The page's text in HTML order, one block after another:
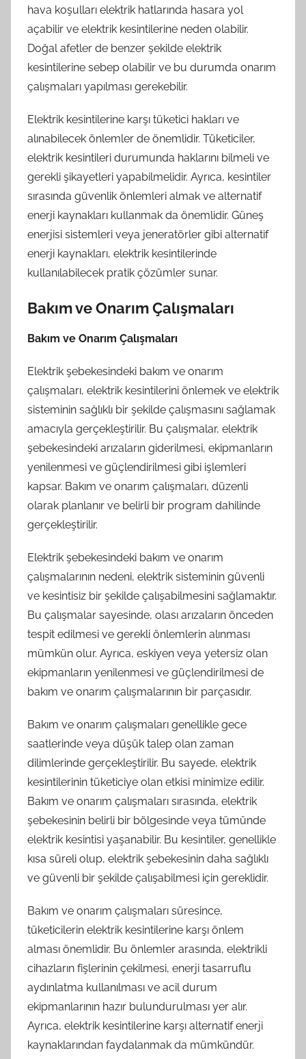
hava koşulları elektrik hatlarında hasara yol
açabilir ve elektrik kesintilerine neden olabilir.
Doğal afetler de benzer şekilde elektrik
kesintilerine sebep olabilir ve bu durumda onarım
çalışmaları yapılması gerekebilir.
Elektrik kesintilerine karşı tüketici hakları ve
alınabilecek önlemler de önemlidir. Tüketiciler,
elektrik kesintileri durumunda haklarını bilmeli ve
gerekli şikayetleri yapabilmelidir. Ayrıca, kesintiler
sırasında güvenlik önlemleri almak ve alternatif
enerji kaynakları kullanmak da önemlidir. Güneş
enerjisi sistemleri veya jeneratörler gibi alternatif
enerji kaynakları, elektrik kesintilerinde
kullanılabilecek pratik çözümler sunar.
Bakım ve Onarım Çalışmaları
Bakım ve Onarım Çalışmaları
Elektrik şebekesindeki bakım ve onarım
çalışmaları, elektrik kesintilerini önlemek ve elektrik
sisteminin sağlıklı bir şekilde çalışmasını sağlamak
amacıyla gerçekleştirilir. Bu çalışmalar, elektrik
şebekesindeki arızaların giderilmesi, ekipmanların
yenilenmesi ve güçlendirilmesi gibi işlemleri
kapsar. Bakım ve onarım çalışmaları, düzenli
olarak planlanır ve belirli bir program dahilinde
gerçekleştirilir.
Elektrik şebekesindeki bakım ve onarım
çalışmalarının nedeni, elektrik sisteminin güvenli
ve kesintisiz bir şekilde çalışabilmesini sağlamaktır.
Bu çalışmalar sayesinde, olası arızaların önceden
tespit edilmesi ve gerekli önlemlerin alınması
mümkün olur. Ayrıca, eskiyen veya yetersiz olan
ekipmanların yenilenmesi ve güçlendirilmesi de
bakım ve onarım çalışmalarının bir parçasıdır.
Bakım ve onarım çalışmaları genellikle gece
saatlerinde veya düşük talep olan zaman
dilimlerinde gerçekleştirilir. Bu sayede, elektrik
kesintilerinin tüketiciye olan etkisi minimize edilir.
Bakım ve onarım çalışmaları sırasında, elektrik
şebekesinin belirli bir bölgesinde veya tümünde
elektrik kesintisi yaşanabilir. Bu kesintiler, genellikle
kısa süreli olup, elektrik şebekesinin daha sağlıklı
ve güvenli bir şekilde çalışabilmesi için gereklidir.
Bakım ve onarım çalışmaları süresince,
tüketicilerin elektrik kesintilerine karşı önlem
alması önemlidir. Bu önlemler arasında, elektrikli
cihazların fişlerinin çekilmesi, enerji tasarruflu
aydınlatma kullanılması ve acil durum
ekipmanlarının hazır bulundurulması yer alır.
Ayrıca, elektrik kesintilerine karşı alternatif enerji
kaynaklarından faydalanmak da mümkündür.